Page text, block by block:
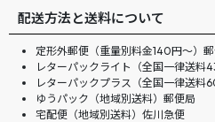
配送方法と送料について
定形外郵便（重量別料金140円〜）
レターパックライト（全国一律送料
レターパックプラス（全国一律送料
ゆうパック（地域別送料）郵便局
宅配便（地域別送料）佐川急便